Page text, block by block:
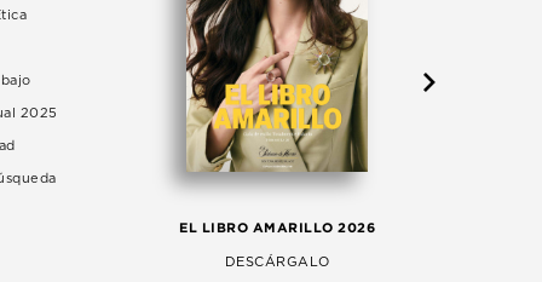
2025
EL LIBRO AMARILLO 2026
DESCÁRGALO